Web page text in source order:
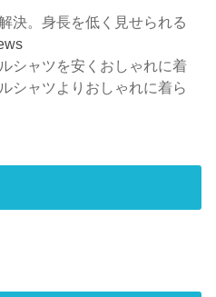
決。身長を低く見せられる
シャツを安くおしゃれに着
シャツよりおしゃれに着ら